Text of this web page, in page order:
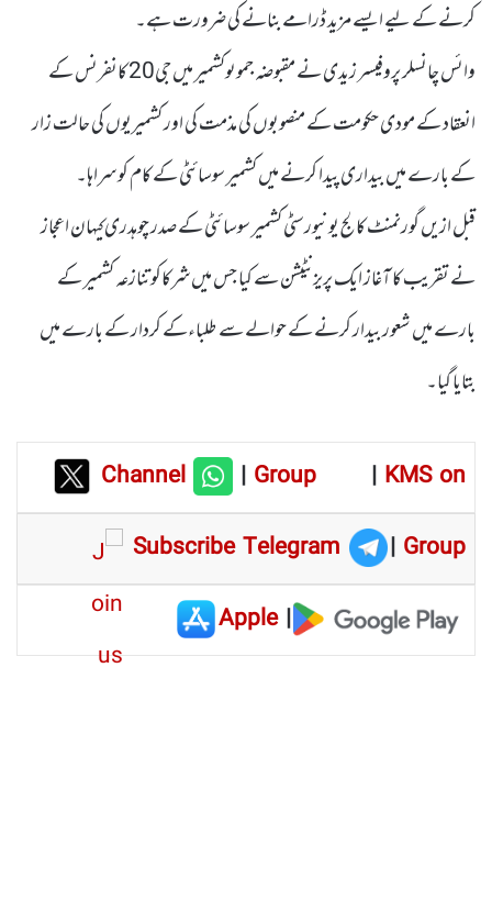
کرنے کے لیے ایسے مزید ڈرامے بنانے کی ضرورت ہے۔
وائس چانسلر پروفیسر زیدی نے مقبوضہ جموںوکشمیر میں جی20 کانفرنس کے
انعقاد کے مودی حکومت کے منصوبوں کی مذمت کی اور کشمیریوں کی حالت زار
کے بارے میں بیداری پیدا کرنے میں کشمیر سوسائٹی کے کام کو سراہا۔
قبل ازیں گورنمنٹ کالج یونیورسٹی کشمیر سوسائٹی کے صدر چوہدری کیہان اعجاز
نے تقریب کا آغاز ایک پریزنٹیشن سے کیا جس میں شرکاکو تنازعہ کشمیر کے
بارے میں شعور بیدار کرنے کے حوالے سے طلباءکے کردار کے بارے میں
بتایا گیا۔
Channel |Group | KMS on
Subscribe Telegram
| Group
|
Apple